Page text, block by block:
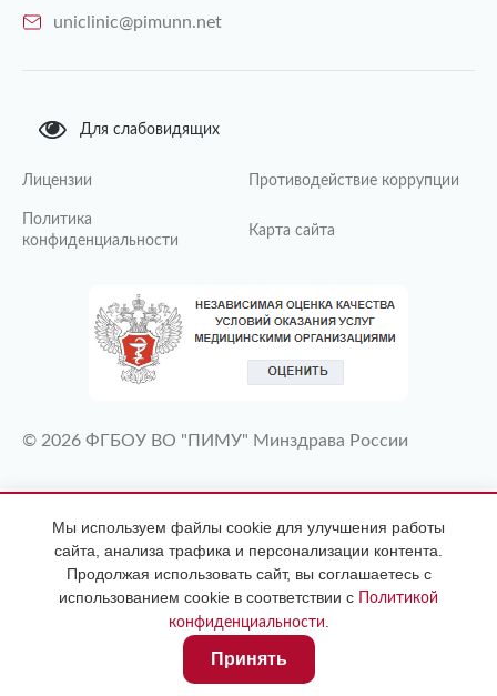
uniclinic@pimunn.net
Для слабовидящих
Лицензии Противодействие коррупции
Политика
конфиденциальности
Карта сайта
© 2026 ФГБОУ ВО "ПИМУ" Минздрава России
ИМЕЮТСЯ ПРОТИВОПОКАЗАНИЯ
НЕОБХОДИМА КОНСУЛЬТАЦИЯ
СПЕЦИАЛИСТА
Услуги и цены
Мы используем файлы cookie для улучшения работы
сайта, анализа трафика и персонализации контента.
Продолжая использовать сайт, вы соглашаетесь с
использованием cookie в соответствии с
Политикой
конфиденциальности
Принять